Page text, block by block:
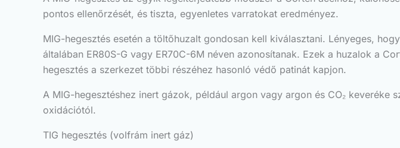
pontos ellenőrzését, és tiszta, egyenletes varratokat eredményez.
MIG-hegesztés esetén a töltőhuzalt gondosan kell kiválasztani. Lényeges,
általában ER80S-G vagy ER70C-6M néven azonosítanak. Ezek a huzalok a
hegesztés a szerkezet többi részéhez hasonló védő patinát kapjon.
A MIG-hegesztéshez inert gázok, például argon vagy argon és CO₂
oxidációtól.
TIG hegesztés (volfrám inert gáz)